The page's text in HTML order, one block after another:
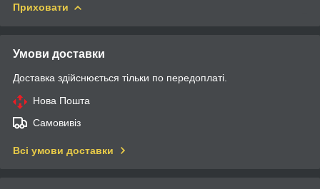
Приховати
Умови доставки
Доставка здійснюється тільки по передоплаті.
Нова Пошта
Самовивіз
Всі умови доставки